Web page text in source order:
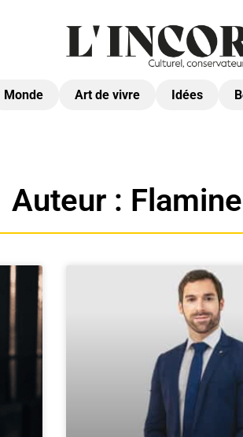
Monde Art de vivre Idées
Auteur :